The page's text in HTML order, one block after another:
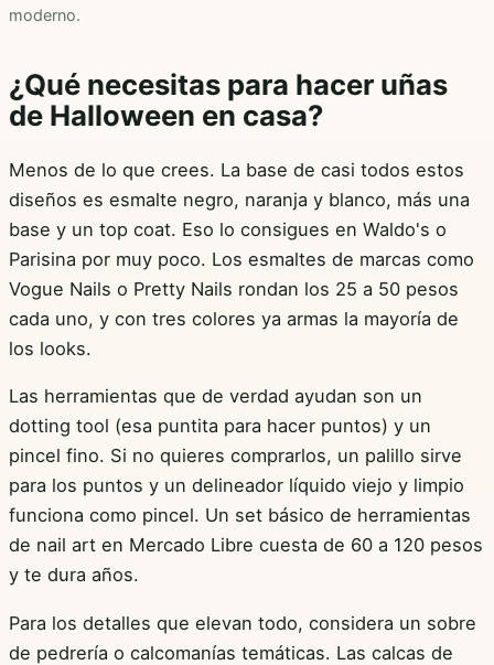
moderno.
¿Qué necesitas para hacer uñas
de Halloween en casa?
Menos de lo que crees. La base de casi todos estos
diseños es esmalte negro, naranja y blanco, más una
base y un top coat. Eso lo consigues en Waldo's o
Parisina por muy poco. Los esmaltes de marcas como
Vogue Nails o Pretty Nails rondan los 25 a 50 pesos
cada uno, y con tres colores ya armas la mayoría de
los looks.
Las herramientas que de verdad ayudan son un
dotting tool (esa puntita para hacer puntos) y un
pincel fino. Si no quieres comprarlos, un palillo sirve
para los puntos y un delineador líquido viejo y limpio
funciona como pincel. Un set básico de herramientas
de nail art en Mercado Libre cuesta de 60 a 120 pesos
y te dura años.
Para los detalles que elevan todo, considera un sobre
de pedrería o calcomanías temáticas. Las calcas de